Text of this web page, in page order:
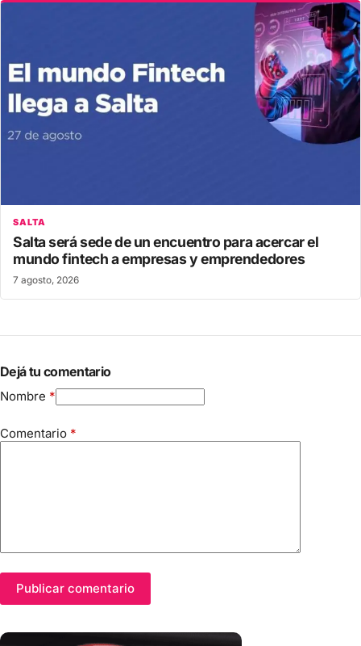
SALTA
Salta será sede de un encuentro para acercar el
mundo fintech a empresas y emprendedores
7 agosto, 2026
Dejá tu comentario
Nombre *
Comentario *
Publicar comentario